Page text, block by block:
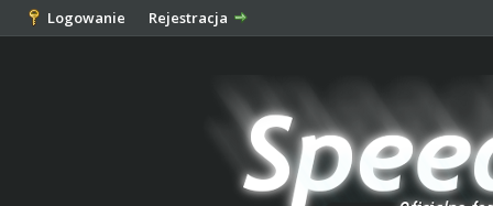
Logowanie Rejestracja